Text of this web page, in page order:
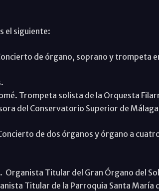
el siguiente:
de órgano, soprano y trompeta
Trompeta solista de la Orquesta
del Conservatorio Superior de
de dos órganos y órgano a
Organista Titular del Gran Órgano del
Titular de la Parroquia Santa